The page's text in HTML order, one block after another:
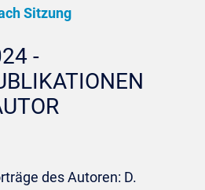
Sitzung
-
des Autoren: D.